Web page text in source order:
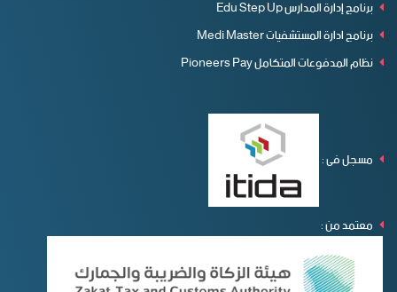
برنامج إدارة المدارس Edu Step Up
برنامج ادارة المستشفيات Medi Master
نظام المدفوعات المتكامل Pioneers Pay
مسجل فى :
معتمد من :